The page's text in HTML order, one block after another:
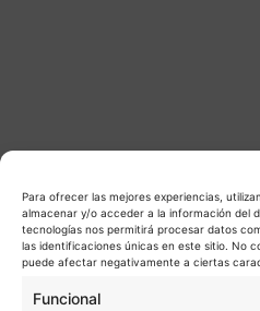
Para ofrecer las mejores experiencias,
almacenar y/o acceder a la información del
tecnologías nos permitirá procesar datos
las identificaciones únicas en este sitio. No
puede afectar negativamente a ciertas
Funcional